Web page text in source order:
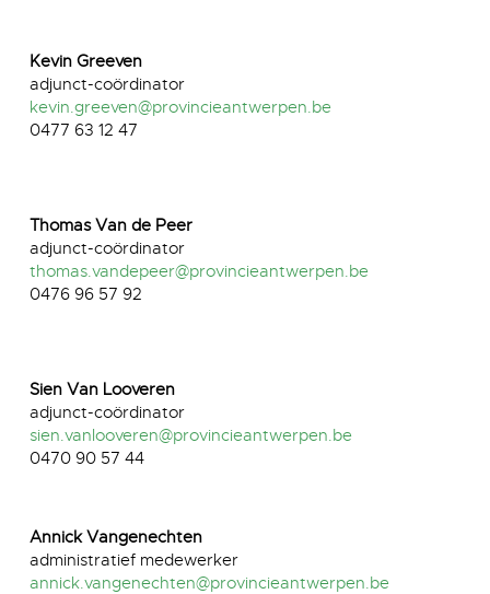
Kevin Greeven
adjunct-coördinator
kevin.greeven@provincieantwerpen.be
0477 63 12 47
Thomas Van de Peer
adjunct-coördinator
thomas.vandepeer@provincieantwerpen.be
0476 96 57 92
Sien Van Looveren
adjunct-coördinator
sien.vanlooveren@provincieantwerpen.be
0470 90 57 44
Annick Vangenechten
administratief medewerker
annick.vangenechten@provincieantwerpen.be